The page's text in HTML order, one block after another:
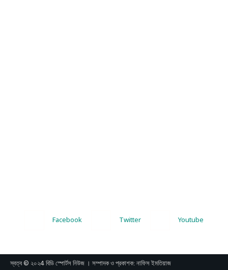
Facebook Twitter Youtube
স্বত্ব © ২০২4 বিডি স্পোর্টস নিউজ । সম্পাদক ও প্রকাশক: নাফিস ইমতিয়াজ